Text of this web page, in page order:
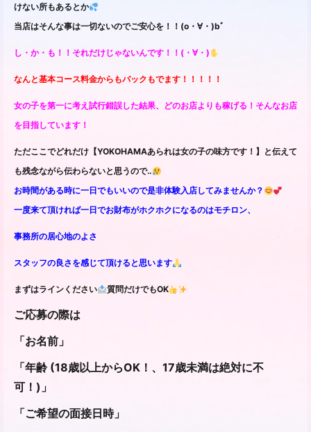
けない所もあるとか
当店はそんな事は一切ないのでご安心を！！(o・∀・)bﾞ
し・か・も！！それだけじゃないんです！！(・∀・)
なんと基本コース料金からもバックもでます！！！！！
女の子を第一に考え試行錯誤した結果、どのお店よりも稼げる！そんなお店
を目指しています！
ただここでどれだけ【YOKOHAMAあられは女の子の味方です！】と伝えて
も残念ながら伝わらないと思うので‥
お時間がある時に一日でもいいので是非体験入店してみませんか？
一度来て頂ければ一日でお財布がホクホクになるのはモチロン、
事務所の居心地のよさ
スタッフの良さを感じて頂けると思います
まずはラインください 質問だけでもOK
ご応募の際は
「お名前」
「年齢 (18歳以上からOK！、17歳未満は絶対に不
可！)」
「ご希望の面接日時」